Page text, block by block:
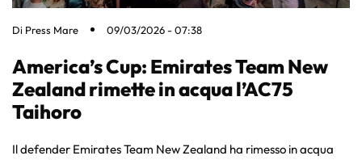
Di Press Mare 09/03/2026 - 07:38
America’s Cup: Emirates Team New
Zealand rimette in acqua l’AC75
Taihoro
Il defender Emirates Team New Zealand ha rimesso in acqua